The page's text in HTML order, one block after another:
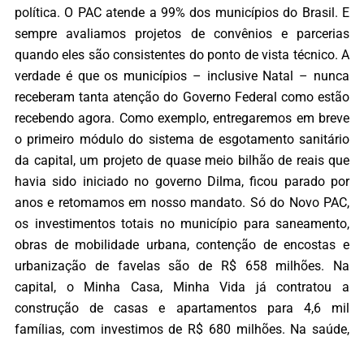
política. O PAC atende a 99% dos municípios do Brasil. E
sempre avaliamos projetos de convênios e parcerias
quando eles são consistentes do ponto de vista técnico. A
verdade é que os municípios – inclusive Natal – nunca
receberam tanta atenção do Governo Federal como estão
recebendo agora. Como exemplo, entregaremos em breve
o primeiro módulo do sistema de esgotamento sanitário
da capital, um projeto de quase meio bilhão de reais que
havia sido iniciado no governo Dilma, ficou parado por
anos e retomamos em nosso mandato. Só do Novo PAC,
os investimentos totais no município para saneamento,
obras de mobilidade urbana, contenção de encostas e
urbanização de favelas são de R$ 658 milhões. Na
capital, o Minha Casa, Minha Vida já contratou a
construção de casas e apartamentos para 4,6 mil
famílias, com investimos de R$ 680 milhões. Na saúde,